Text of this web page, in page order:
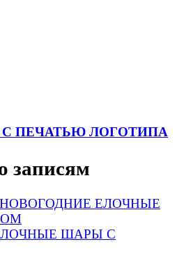
ПЕЧАТЬЮ ЛОГОТИПА
записям
НОВОГОДНИЕ ЕЛОЧНЫЕ
ШАРЫ С